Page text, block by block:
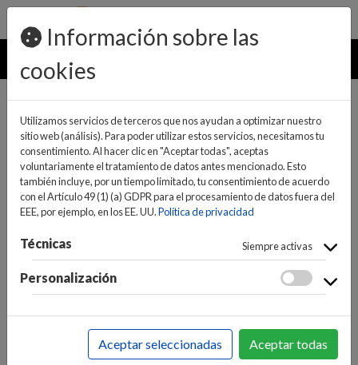
pedidos@ideaelectrodomesticos.com
924 047 836
MENU
INICIO>INFORMÁTICA Y NUEVAS TECNOLOGÍAS>
CONECTIVIDAD / REDES> CONECTIVIDAD > SWITCHS
Información sobre las
cookies
Utilizamos servicios de terceros que nos ayudan a optimizar nuestro
sitio web (análisis). Para poder utilizar estos servicios, necesitamos tu
consentimiento. Al hacer clic en "Aceptar todas", aceptas
voluntariamente el tratamiento de datos antes mencionado. Esto
también incluye, por un tiempo limitado, tu consentimiento de acuerdo
con el Artículo 49 (1) (a) GDPR para el procesamiento de datos fuera del
EEE, por ejemplo, en los EE. UU.Política de privacidad
Técnicas Siempre activas
Personalización
Aceptar seleccionadas Aceptar todas